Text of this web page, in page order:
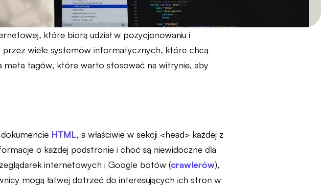
które biorą udział w pozycjonowaniu i
przez wiele systemów informatycznych, które chcą
meta tagów, które warto stosować na witrynie, aby
HTML, a właściwie w sekcji <head> każdej z
o każdej podstronie i choć są niewidoczne dla
internetowych i Google botów (crawlerów),
mogą łatwej dotrzeć do interesujących ich stron w